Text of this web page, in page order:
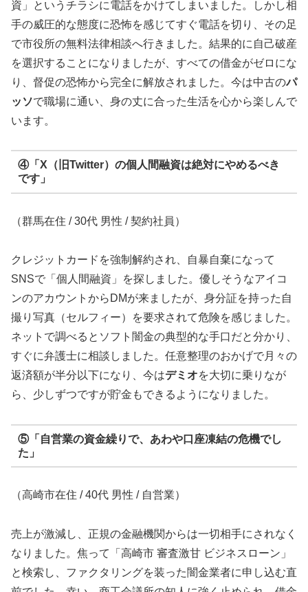
資」というチラシに電話をかけてしまいました。しかし相
手の威圧的な態度に恐怖を感じてすぐ電話を切り、その足
で市役所の無料法律相談へ行きました。結果的に自己破産
を選択することになりましたが、すべての借金がゼロにな
り、督促の恐怖から完全に解放されました。今は中古のパ
ッソで職場に通い、身の丈に合った生活を心から楽しんで
います。
④「X（旧Twitter）の個人間融資は絶対にやめるべき
です」
（群馬在住 / 30代 男性 / 契約社員）
クレジットカードを強制解約され、自暴自棄になって
SNSで「個人間融資」を探しました。優しそうなアイコ
ンのアカウントからDMが来ましたが、身分証を持った自
撮り写真（セルフィー）を要求されて危険を感じました。
ネットで調べるとソフト闇金の典型的な手口だと分かり、
すぐに弁護士に相談しました。任意整理のおかげで月々の
返済額が半分以下になり、今はデミオを大切に乗りなが
ら、少しずつですが貯金もできるようになりました。
⑤「自営業の資金繰りで、あわや口座凍結の危機でし
た」
（高崎市在住 / 40代 男性 / 自営業）
売上が激減し、正規の金融機関からは一切相手にされなく
なりました。焦って「高崎市 審査激甘 ビジネスローン」
と検索し、ファクタリングを装った闇金業者に申し込む直